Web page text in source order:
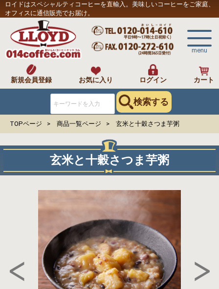
ロイドはスペシャルティコーヒーを直輸入。美味しいコーヒーをご家庭、
オフィスに通信販売でお届け。
menu
新規会員登録 お気に入り ログイン カート
検索する
TOPページ 商品一覧ページ 玄米と十穀さつま芋粥
玄米と十穀さつま芋粥